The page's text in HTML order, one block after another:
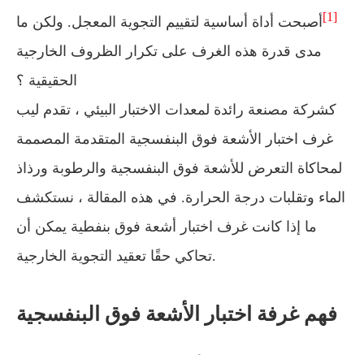
[1] أصبحت أداة أساسية لتقييم التجوية المعجل. ولكن ما
مدى قدرة هذه الغرف على تكرار الظروف الخارجية
الحقيقية ؟
كشركة مصنعة رائدة لمعدات الاختبار البيئي ، تقدم ليب
غرف اختبار الأشعة فوق البنفسجية المتقدمة المصممة
لمحاكاة التعرض للأشعة فوق البنفسجية والرطوبة ورذاذ
الماء وتقلبات درجة الحرارة. في هذه المقالة ، نستكشف
ما إذا كانت غرف اختبار أشعة فوق بنفطية يمكن أن
تحاكي حقًا تعقيد التجوية الخارجية.
فهم غرفة اختبار الأشعة فوق البنفسجية